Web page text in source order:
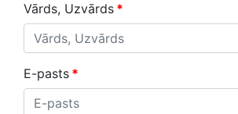
Vārds, Uzvārds *
E-pasts *